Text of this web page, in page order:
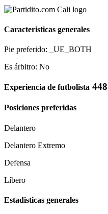
Caracteristicas generales
Pie preferido: _UE_BOTH
Es árbitro: No
Experiencia de futbolista 448
Posiciones preferidas
Delantero
Delantero Extremo
Defensa
Líbero
Estadisticas generales